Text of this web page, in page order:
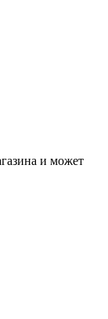
и может